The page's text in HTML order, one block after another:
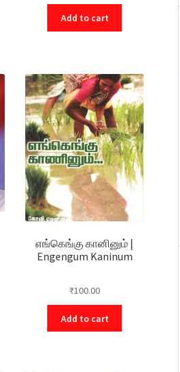
Add to cart
எங்கெங்கு கானினும் |
Engengum Kaninum
₹100.00
Add to cart